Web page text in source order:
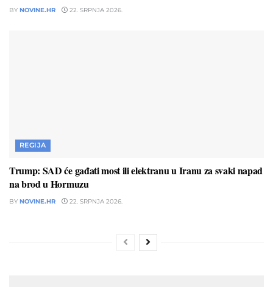
BY NOVINE.HR 22. SRPNJA 2026.
REGIJA
Trump: SAD će gađati most ili elektranu u Iranu za svaki napad
na brod u Hormuzu
BY NOVINE.HR 22. SRPNJA 2026.